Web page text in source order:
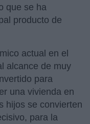
que se ha
producto de
actual en el
alcance de muy
para
una vivienda en
hijos se convierten
para la